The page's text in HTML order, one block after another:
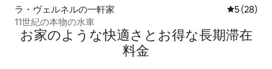
ラ・ヴェルネルの一軒家 レビュー
5 (28)
11世紀の本物の水車
お家のような快⁠適⁠さ⁠とお⁠得⁠な長⁠期⁠滞⁠在
料⁠金